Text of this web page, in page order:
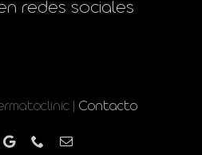
redes sociales
| Contacto
Google PhoneCorreo